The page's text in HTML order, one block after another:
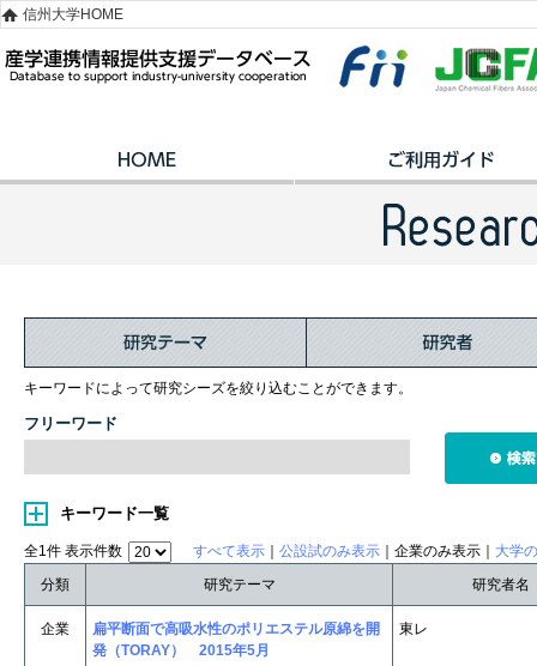
信州大学HOME
キーワードによって研究シーズを絞り込むことができます。
フリーワード
キーワード一覧
全1件 表示件数 すべて表示 公設試のみ表示 ｜企業のみ表示｜ 大学
分類
研究テーマ 研究者名
企業
扁平断面で高吸水性のポリエステル原綿を開
発（TORAY） 2015年5月
東レ